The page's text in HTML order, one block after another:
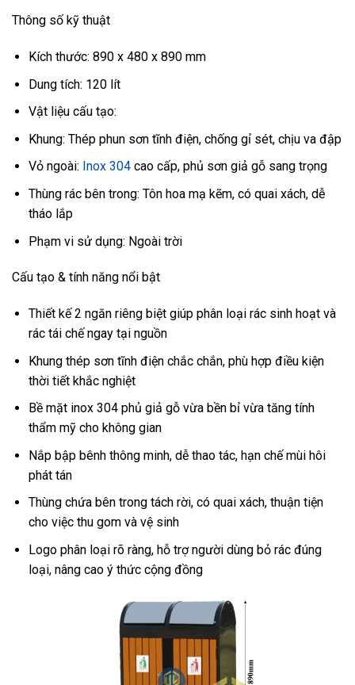
Thông số kỹ thuật
Kích thước: 890 x 480 x 890 mm
Dung tích: 120 lít
Vật liệu cấu tạo:
Khung: Thép phun sơn tĩnh điện, chống gỉ sét, chịu va đập
Vỏ ngoài: Inox 304cao cấp, phủ sơn giả gỗ sang trọng
Thùng rác bên trong: Tôn hoa mạ kẽm, có quai xách, dễ
tháo lắp
Phạm vi sử dụng: Ngoài trời
Cấu tạo & tính năng nổi bật
Thiết kế 2 ngăn riêng biệt giúp phân loại rác sinh hoạt và
rác tái chế ngay tại nguồn
Khung thép sơn tĩnh điện chắc chắn, phù hợp điều kiện
thời tiết khắc nghiệt
Bề mặt inox 304 phủ giả gỗ vừa bền bỉ vừa tăng tính
thẩm mỹ cho không gian
Nắp bập bênh thông minh, dễ thao tác, hạn chế mùi hôi
phát tán
Thùng chứa bên trong tách rời, có quai xách, thuận tiện
cho việc thu gom và vệ sinh
Logo phân loại rõ ràng, hỗ trợ người dùng bỏ rác đúng
loại, nâng cao ý thức cộng đồng